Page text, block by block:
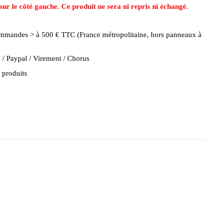
le côté gauche. Ce produit ne sera ni repris ni échangé.
> à 500 € TTC (France métropolitaine, hors panneaux à
Paypal / Virement / Chorus
produits